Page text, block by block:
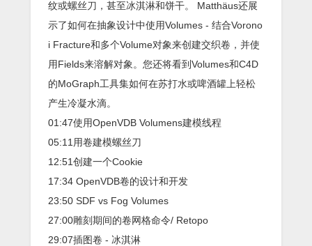
纹或螺丝刀，甚至冰淇淋和饼干。 Matthäus还展
示了如何在抽象设计中使用Volumes - 结合Vorono
i Fracture和多个Volume对象来创建交织卷，并使
用Fields来溶解对象。您还将看到Volumes和C4D
的MoGraph工具集如何在苏打水或啤酒罐上轻松
产生冷凝水滴。
01:47使用OpenVDB Volumens建模线程
05:11用卷建模螺丝刀
12:51创建一个Cookie
17:34 OpenVDB卷的设计和开发
23:50 SDF vs Fog Volumes
27:00雕刻期间的卷网格命令/ Retopo
29:07插图卷 - 冰淇淋